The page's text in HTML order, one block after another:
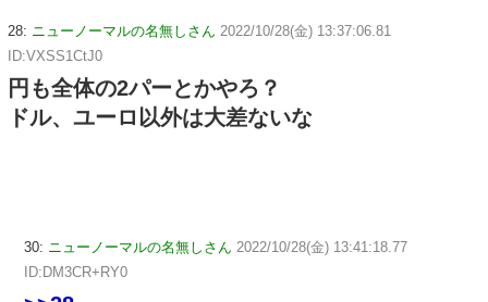
28: ニューノーマルの名無しさん 2022/10/28(金) 13:37:06.81
ID:VXSS1CtJ0
円も全体の2パーとかやろ？
ドル、ユーロ以外は大差ないな
30: ニューノーマルの名無しさん 2022/10/28(金) 13:41:18.77
ID:DM3CR+RY0